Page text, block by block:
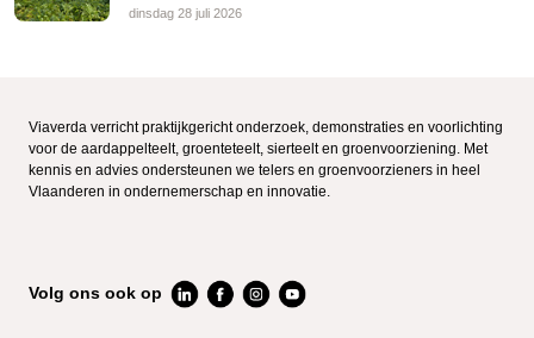
dinsdag 28 juli 2026
Viaverda verricht praktijkgericht onderzoek, demonstraties en voorlichting
voor de aardappelteelt, groenteteelt, sierteelt en groenvoorziening. Met
kennis en advies ondersteunen we telers en groenvoorzieners in heel
Vlaanderen in ondernemerschap en innovatie.
Volg ons ook op